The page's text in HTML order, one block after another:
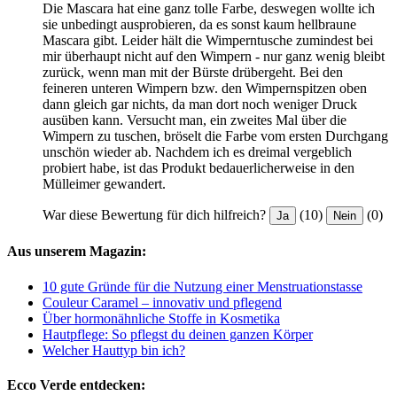
Die Mascara hat eine ganz tolle Farbe, deswegen wollte ich
sie unbedingt ausprobieren, da es sonst kaum hellbraune
Mascara gibt. Leider hält die Wimperntusche zumindest bei
mir überhaupt nicht auf den Wimpern - nur ganz wenig bleibt
zurück, wenn man mit der Bürste drübergeht. Bei den
feineren unteren Wimpern bzw. den Wimpernspitzen oben
dann gleich gar nichts, da man dort noch weniger Druck
ausüben kann. Versucht man, ein zweites Mal über die
Wimpern zu tuschen, bröselt die Farbe vom ersten Durchgang
unschön wieder ab. Nachdem ich es dreimal vergeblich
probiert habe, ist das Produkt bedauerlicherweise in den
Mülleimer gewandert.
War diese Bewertung für dich hilfreich? Ja (10) Nein (0)
Aus unserem Magazin:
10 gute Gründe für die Nutzung einer Menstruationstasse
Couleur Caramel – innovativ und pflegend
Über hormonähnliche Stoffe in Kosmetika
Hautpflege: So pflegst du deinen ganzen Körper
Welcher Hauttyp bin ich?
Ecco Verde entdecken: